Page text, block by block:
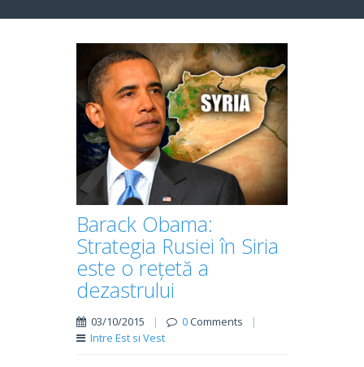
Barack Obama:
Strategia Rusiei în Siria
este o rețetă a
dezastrului
03/10/2015 | 0Comments
|
Intre Est si Vest